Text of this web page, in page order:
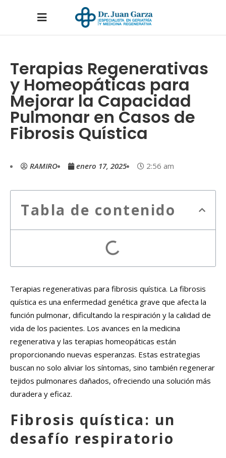
Terapias Regenerativas
y Homeopáticas para
Mejorar la Capacidad
Pulmonar en Casos de
Fibrosis Quística
RAMIRO enero 17, 2025 2:56 am
Tabla de contenido
Terapias regenerativas para fibrosis quística. La fibrosis
quística es una enfermedad genética grave que afecta la
función pulmonar, dificultando la respiración y la calidad de
vida de los pacientes. Los avances en la medicina
regenerativa y las terapias homeopáticas están
proporcionando nuevas esperanzas. Estas estrategias
buscan no solo aliviar los síntomas, sino también regenerar
tejidos pulmonares dañados, ofreciendo una solución más
duradera y eficaz.
Fibrosis quística: un
desafío respiratorio